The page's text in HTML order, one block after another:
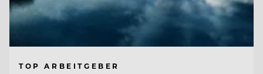
TOP ARBEITGEBER